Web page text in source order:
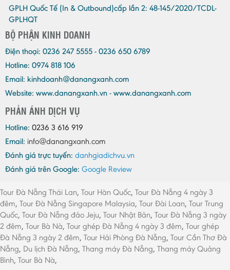
GPLH Quốc Tế (In & Outbound)cấp lần 2: 48-145/2020/TCDL-
GPLHQT
BỘ PHẬN KINH DOANH
Điện thoại: 0236 247 5555 - 0236 650 6789
Hotline: 0974 818 106
Email: kinhdoanh@danangxanh.com
Website: www.danangxanh.vn - www.danangxanh.com
PHẢN ÁNH DỊCH VỤ
Hotline: 0236 3 616 919
Email: info@danangxanh.com
Đánh giá trực tuyến: danhgiadichvu.vn
Đánh giá trên Google: Google Review
Tour Đà Nẵng Thái Lan, Tour Hàn Quốc, Tour Đà Nẵng 4 ngày 3
đêm, Tour Đà Nẵng Singapore Malaysia, Tour Đài Loan, Tour Trung
Quốc, Tour Đà Nẵng đảo Jeju, Tour Nhật Bản, Tour Đà Nẵng 3 ngày
2 đêm, Tour Bà Nà, Tour ghép Đà Nẵng 4 ngày 3 đêm, Tour ghép
Đà Nẵng 3 ngày 2 đêm, Tour Hải Phòng Đà Nẵng, Tour Cần Thơ Đà
Nẵng, Du lịch Đà Nẵng, Thang máy Đà Nẵng, Thang máy Quảng
Bình, Tour Bà Nà,